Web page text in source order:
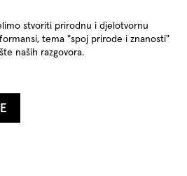
stvoriti prirodnu i djelotvornu
tema "spoj prirode i znanosti"
naših razgovora.